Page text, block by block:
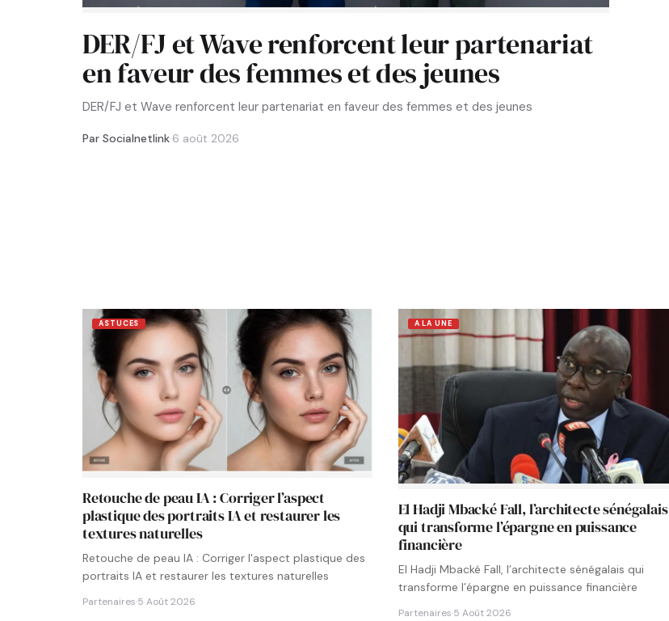
DER/FJ et Wave renforcent leur partenariat
en faveur des femmes et des jeunes
DER/FJ et Wave renforcent leur partenariat en faveur des femmes et des jeunes
Par Socialnetlink·6 août 2026
ASTUCES
Retouche de peau IA : Corriger l’aspect
plastique des portraits IA et restaurer les
textures naturelles
Retouche de peau IA : Corriger l'aspect plastique des
portraits IA et restaurer les textures naturelles
Partenaires·5 Août 2026
A LA UNE
El Hadji Mbacké Fall, l’architecte sénégalais
qui transforme l’épargne en puissance
financière
El Hadji Mbacké Fall, l’architecte sénégalais qui
transforme l’épargne en puissance financière
Partenaires·5 Août 2026